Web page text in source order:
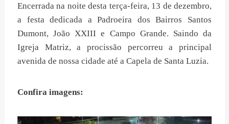
Encerrada na noite desta terça-feira, 13 de dezembro,
a festa dedicada a Padroeira dos Bairros Santos
Dumont, João XXIII e Campo Grande. Saindo da
Igreja Matriz, a procissão percorreu a principal
avenida de nossa cidade até a Capela de Santa Luzia.
Confira imagens: